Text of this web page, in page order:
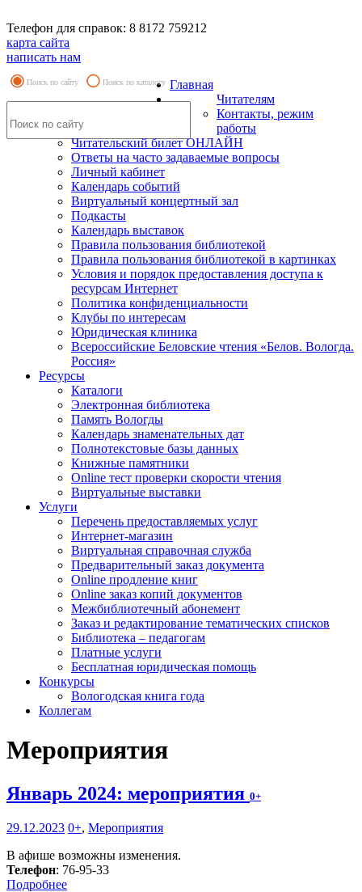
Телефон для справок: 8 8172 759212
карта сайта
написать нам
Поиск по сайту Поиск по каталогу Главная
Читателям
Контакты, режим
работы
Читательский билет ОНЛАЙН
Ответы на часто задаваемые вопросы
Личный кабинет
Календарь событий
Виртуальный концертный зал
Подкасты
Календарь выставок
Правила пользования библиотекой
Правила пользования библиотекой в картинках
Условия и порядок предоставления доступа к
ресурсам Интернет
Политика конфиденциальности
Клубы по интересам
Юридическая клиника
Всероссийские Беловские чтения «Белов. Вологда.
Россия»
Ресурсы
Каталоги
Электронная библиотека
Память Вологды
Календарь знаменательных дат
Полнотекстовые базы данных
Книжные памятники
Online тест проверки скорости чтения
Виртуальные выставки
Услуги
Перечень предоставляемых услуг
Интернет-магазин
Виртуальная справочная служба
Предварительный заказ документа
Online продление книг
Online заказ копий документов
Межбиблиотечный абонемент
Заказ и редактирование тематических списков
Библиотека – педагогам
Платные услуги
Бесплатная юридическая помощь
Конкурсы
Вологодская книга года
Коллегам
Мероприятия
Январь 2024: мероприятия 0+
29.12.2023 0+, Мероприятия
В афише возможны изменения.
Телефон: 76-95-33
Подробнее